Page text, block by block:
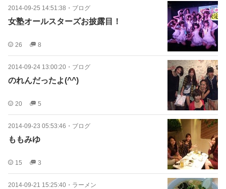
2014-09-25 14:51:38 ・ ブログ
女塾オールスターズお披露目！
26 8
2014-09-24 13:00:20 ・ ブログ
のれんだったよ(^^)
20 5
2014-09-23 05:53:46 ・ ブログ
ももみゆ
15 3
2014-09-21 15:25:40 ・ ラーメン